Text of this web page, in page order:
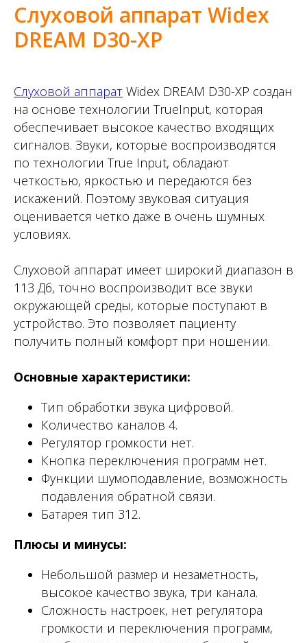
Слуховой аппарат Widex
DREAM D30-XP
Слуховой аппарат Widex DREAM D30-XP создан
на основе технологии TrueInput, которая
обеспечивает высокое качество входящих
сигналов. Звуки, которые воспроизводятся
по технологии True Input, обладают
четкостью, яркостью и передаются без
искажений. Поэтому звуковая ситуация
оценивается четко даже в очень шумных
условиях.
Слуховой аппарат имеет широкий диапазон в
113 Дб, точно воспроизводит все звуки
окружающей среды, которые поступают в
устройство. Это позволяет пациенту
получить полный комфорт при ношении.
Основные характеристики:
Тип обработки звука цифровой.
Количество каналов 4.
Регулятор громкости нет.
Кнопка переключения программ нет.
Функции шумоподавление, возможность
подавления обратной связи.
Батарея тип 312.
Плюсы и минусы:
Небольшой размер и незаметность,
высокое качество звука, три канала.
Сложность настроек, нет регулятора
громкости и переключения программ,